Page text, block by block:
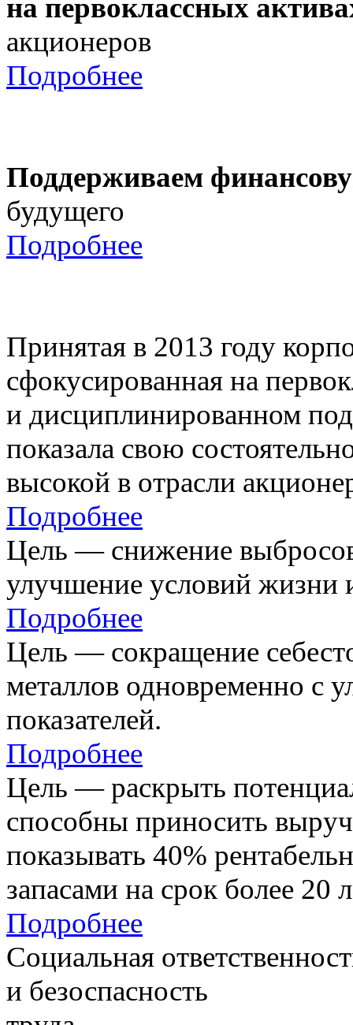
на первоклассных
акционеров
Подробнее
Поддерживаем
будущего
Подробнее
Принятая в 2013 году
сфокусированная на
и дисциплинированном
показала свою
высокой в отрасли
Подробнее
Цель — снижение
улучшение условий жизни
Подробнее
Цель — сокращение
металлов одновременно с
показателей.
Подробнее
Цель — раскрыть
способны приносить
показывать 40%
запасами на срок более 20
Подробнее
Социальная
и безоспасность